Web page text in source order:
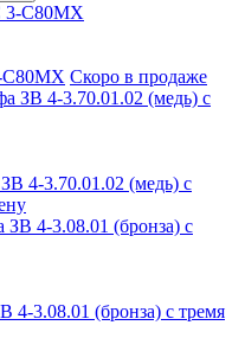
С80МХ Скоро в продаже
4-3.70.01.02 (медь) с
4-3.08.01 (бронза) с тремя